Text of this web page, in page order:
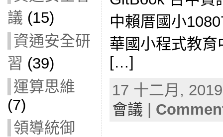
議 (15)
資通安全研
習 (39)
運算思維
(7)
領導統御
中賴厝國小
華國小程式教
[…]
17 十二月,
會議 |